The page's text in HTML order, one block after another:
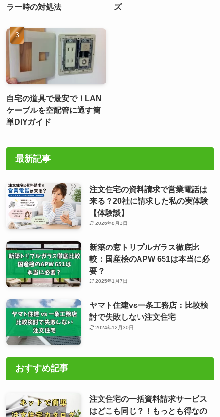
ラー時の対処法 ズ
自宅の道具で最安で！LAN
ケーブルを空配管に通す簡
単DIYガイド
最新記事
注文住宅の資料請求で営業電話は
来る？20社に請求した私の実体験
【体験談】
2026年8月3日
新築の窓トリプルガラス徹底比
較：国産桧のAPW 651は本当に必
要？
2025年1月7日
ヤマト住建vs一条工務店：比較検
討で失敗しない注文住宅
2024年12月30日
おすすめ記事
注文住宅の一括資料請求サービス
はどこも同じ？！もっとも得なの